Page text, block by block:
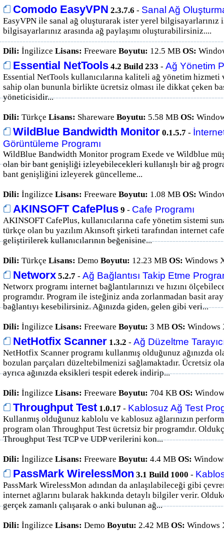
Comodo EasyVPN 2.3.7.6 - Sanal Ağ
EasyVPN ile sanal ağ oluşturarak ister yerel bilgisayarlarınız
bilgisayarlarınız arasında ağ paylaşımı oluşturabilirsiniz....
Dili: İngilizce Lisans: Freeware Boyutu: 12.5 MB OS:
Essential NetTools 4.2 Build 233 - Ağ Yönetim
Essential NetTools kullanıcılarına kaliteli ağ yönetim
sahip olan bununla birlikte ücretsiz olması ile dikkat çeken
yöneticisidir...
Dili: Türkçe Lisans: Shareware Boyutu: 5.58 MB OS:
WildBlue Bandwidth Monitor 0.1.5.7 -
Görüntüleme Programı
WildBlue Bandwidth Monitor program Exede ve Wildblue
olan bir bant genişliği izleyebilecekleri kullanışlı bir ağ
bant genişliğini izleyerek güncelleme...
Dili: İngilizce Lisans: Freeware Boyutu: 1.08 MB OS:
AKINSOFT CafePlus 9 - Cafe Programı
AKINSOFT CafePlus, kullanıcılarına cafe yönetim sistemi
türkçe olan bu yazılım Akınsoft şirketi tarafından internet
geliştirilerek kullanıcılarının beğenisine...
Dili: Türkçe Lisans: Demo Boyutu: 12.23 MB OS: Windows
Networx 5.2.7 - Ağ Bağlantısı Takip Etme
Networx programı internet bağlantılarınızı ve hızını
programdır. Program ile isteğiniz anda zorlanmadan basit
bağlantıyı kesebilirsiniz. Ağınızda giden, gelen gibi veri...
Dili: İngilizce Lisans: Freeware Boyutu: 3 MB OS: Windows
NetHotfix Scanner 1.3.2 - Ağ Düzeltme
NetHotfix Scanner programı kullanmış olduğunuz ağınızda
bozulan parçaları düzeltebilmenizi sağlamaktadır. Ücretsiz
ayrıca ağınızda eksikleri tespit ederek indirip...
Dili: İngilizce Lisans: Freeware Boyutu: 704 KB OS:
Throughput Test 1.0.17 - Kablosuz Ağ Test
Kullanmış olduğunuz kablolu ve kablosuz ağlarınızın
program olan Throughput Test ücretsiz bir programdır.
Throughput Test TCP ve UDP verilerini kon...
Dili: İngilizce Lisans: Freeware Boyutu: 4.4 MB OS:
PassMark WirelessMon 3.1 Build 1000 -
PassMark WirelessMon adından da anlaşılabileceği gibi
internet ağlarını bularak hakkında detaylı bilgiler verir.
gerçek zamanlı çalışarak o anki bulunan ağ...
Dili: İngilizce Lisans: Demo Boyutu: 2.42 MB OS: Windows